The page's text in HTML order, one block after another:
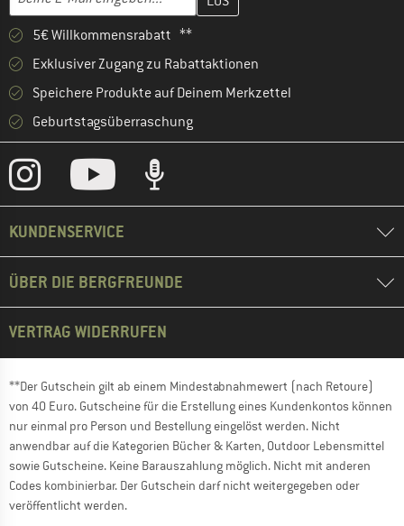
5€ Willkommensrabatt **
Exklusiver Zugang zu Rabattaktionen
Speichere Produkte auf Deinem Merkzettel
Geburtstagsüberraschung
KUNDENSERVICE
ÜBER DIE BERGFREUNDE
VERTRAG WIDERRUFEN
**Der Gutschein gilt ab einem Mindestabnahmewert (nach Retoure)
von 40 Euro. Gutscheine für die Erstellung eines Kundenkontos können
nur einmal pro Person und Bestellung eingelöst werden. Nicht
anwendbar auf die Kategorien Bücher & Karten, Outdoor Lebensmittel
sowie Gutscheine. Keine Barauszahlung möglich. Nicht mit anderen
Codes kombinierbar. Der Gutschein darf nicht weitergegeben oder
veröffentlicht werden.